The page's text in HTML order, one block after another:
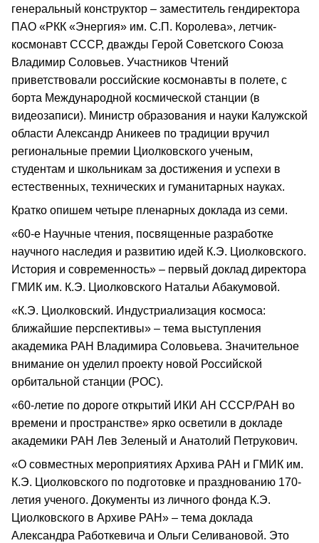
генеральный конструктор – заместитель гендиректора
ПАО «РКК «Энергия» им. С.П. Королева», летчик-
космонавт СССР, дважды Герой Советского Союза
Владимир Соловьев. Участников Чтений
приветствовали российские космонавты в полете, с
борта Международной космической станции (в
видеозаписи). Министр образования и науки Калужской
области Александр Аникеев по традиции вручил
региональные премии Циолковского ученым,
студентам и школьникам за достижения и успехи в
естественных, технических и гуманитарных науках.
Кратко опишем четыре пленарных доклада из семи.
«60-е Научные чтения, посвященные разработке
научного наследия и развитию идей К.Э. Циолковского.
История и современность» – первый доклад директора
ГМИК им. К.Э. Циолковского Натальи Абакумовой.
«К.Э. Циолковский. Индустриализация космоса:
ближайшие перспективы» – тема выступления
академика РАН Владимира Соловьева. Значительное
внимание он уделил проекту новой Российской
орбитальной станции (РОС).
«60-летие по дороге открытий ИКИ АН СССР/РАН во
времени и пространстве» ярко осветили в докладе
академики РАН Лев Зеленый и Анатолий Петрукович.
«О совместных мероприятиях Архива РАН и ГМИК им.
К.Э. Циолковского по подготовке и празднованию 170-
летия ученого. Документы из личного фонда К.Э.
Циолковского в Архиве РАН» – тема доклада
Александра Работкевича и Ольги Селивановой. Это